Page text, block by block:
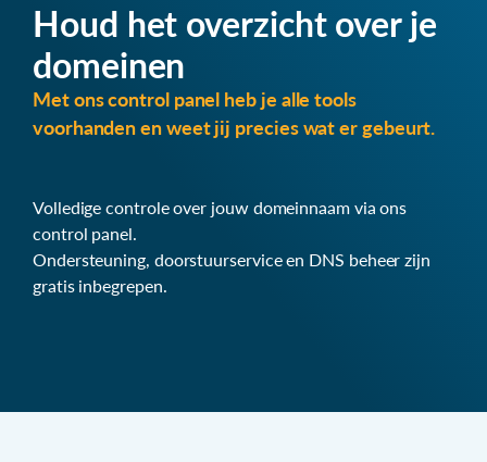
Houd het overzicht over je
domeinen
Met ons control panel heb je alle tools
voorhanden en weet jij precies wat er gebeurt.
Volledige controle over jouw domeinnaam via ons
control panel.
Ondersteuning, doorstuurservice en DNS beheer zijn
gratis inbegrepen.